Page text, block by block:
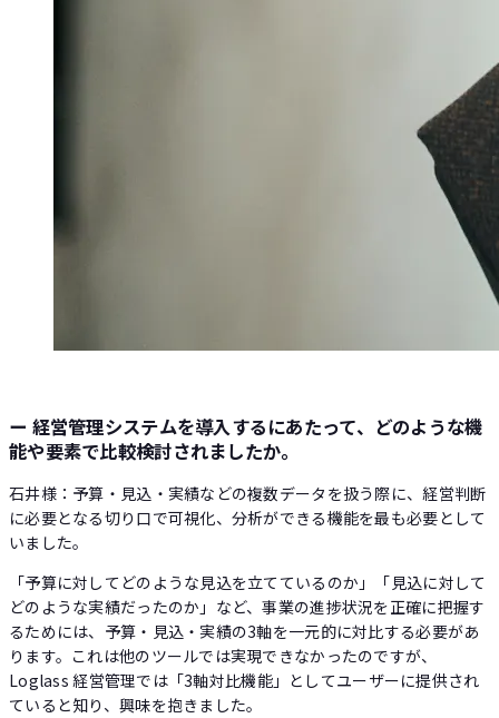
ー 経営管理システムを導入するにあたって、どのような機
能や要素で比較検討されましたか。
石井様：予算・見込・実績などの複数データを扱う際に、経営判断
に必要となる切り口で可視化、分析ができる機能を最も必要として
いました。
「予算に対してどのような見込を立てているのか」「見込に対して
どのような実績だったのか」など、事業の進捗状況を正確に把握す
るためには、予算・見込・実績の3軸を一元的に対比する必要があ
ります。これは他のツールでは実現できなかったのですが、
Loglass 経営管理では「3軸対比機能」としてユーザーに提供され
ていると知り、興味を抱きました。